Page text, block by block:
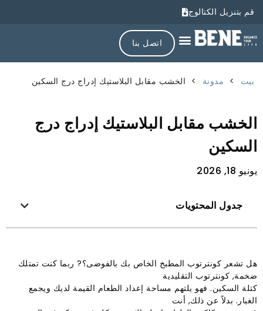
قم بتنزيل الكتالوج
اتصل بنا
بيت > مدونة > الخشب مقابل البلاستيك إدراج درج السكين
الخشب مقابل البلاستيك إدراج درج
السكين
يونيو 18, 2026
جدول المحتويات
هل تشعر كونترتوب المطبخ الخاص بك بالفوضى؟? ربما كنت تمتلك
ضخمة, كونترتوب التقليدية
كتلة السكين. فهو يلتهم مساحة إعداد الطعام القيمة لديك ويجمع
الغبار. بدلاً عن ذلك, أنت